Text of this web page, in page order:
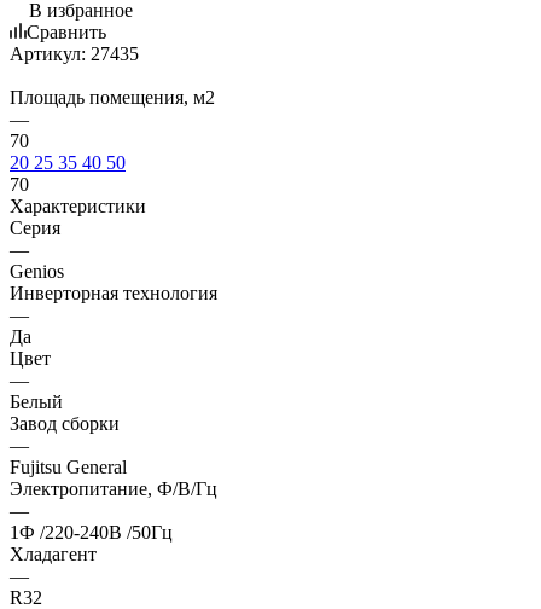
В избранное
Сравнить
Артикул: 27435
Площадь помещения, м2
—
70
20 25 35 40 50
70
Характеристики
Серия
—
Genios
Инверторная технология
—
Да
Цвет
—
Белый
Завод сборки
—
Fujitsu General
Электропитание, Ф/В/Гц
—
1Ф /220-240В /50Гц
Хладагент
—
R32